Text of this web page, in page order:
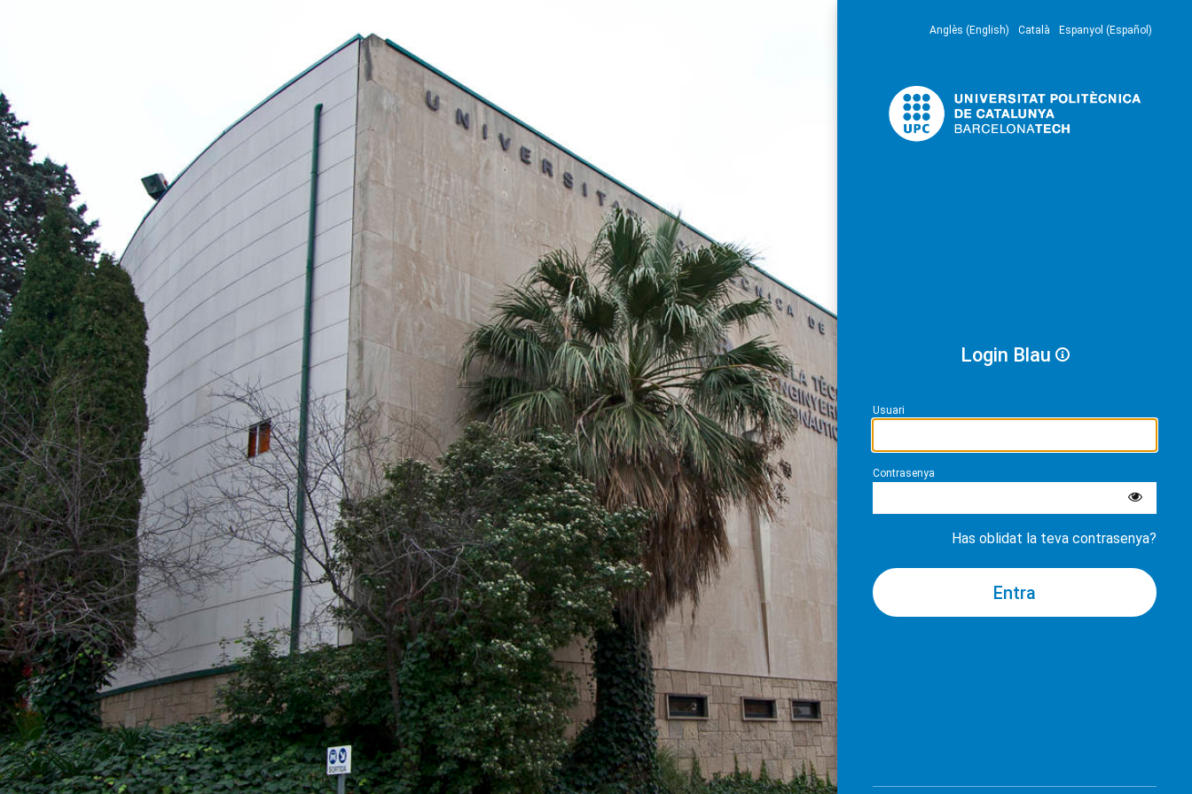
Anglès (English) Català Espanyol (Español)
Login Blau
Usuari
Contrasenya
Has oblidat la teva contrasenya?